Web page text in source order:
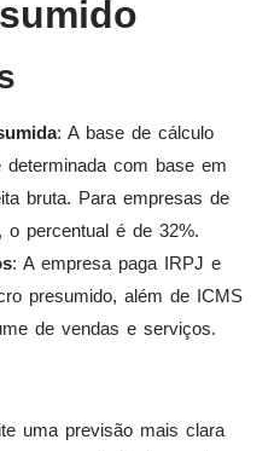
: A base de cálculo
com base em
bruta. Para empresas de
o percentual é de 32%.
: A empresa paga IRPJ e
presumido, além de ICMS
de vendas e serviços.
uma previsão mais clara